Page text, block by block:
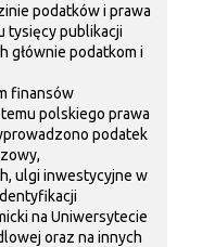
podatków i prawa
tysięcy publikacji
głównie podatkom i
finansów
polskiego prawa
podatek
ulgi inwestycyjne w
na Uniwersytecie
oraz na innych